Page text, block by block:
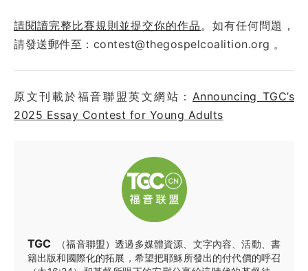
請閱讀完整比賽規則並提交你的作品 。如有任何問題，
請發送郵件至：contest@thegospelcoalition.org 。
原文刊載於福音聯盟英文網站： Announcing TGC’s
2025 Essay Contest for Young Adults
TGC
（福音聯盟）透過多媒體資源、文字內容、活動、書
籍出版和國際化的拓展，希望把耶穌所發出的付代價的呼召